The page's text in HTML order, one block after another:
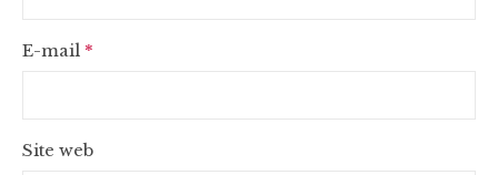
E-mail *
Site web